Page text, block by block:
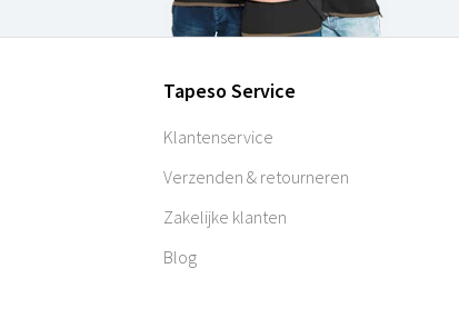
Tapeso Service
Klantenservice
Verzenden & retourneren
Zakelijke klanten
Blog